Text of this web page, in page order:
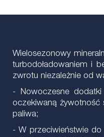
Wielosezonowy
turbodoładowaniem i
zwrotu niezależnie od
- Nowoczesne
oczekiwaną żywotność
paliwa;
- W przeciwieństwie do